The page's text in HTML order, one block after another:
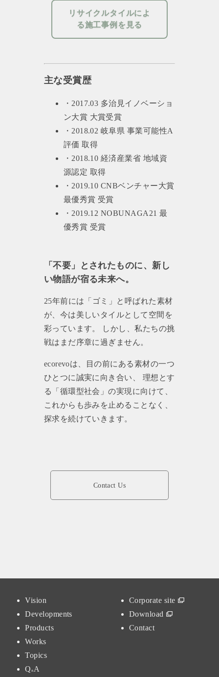
リサイクルタイルによ
る施工事例を見る
主な受賞歴
・2017.03 多治見イノベーショ
ン大賞 大賞受賞
・2018.02 岐阜県 事業可能性A
評価 取得
・2018.10 経済産業省 地域資
源認定 取得
・2019.10 CNBベンチャー大賞
最優秀賞 受賞
・2019.12 NOBUNAGA21 最
優秀賞 受賞
「不要」とされたものに、新し
い物語が宿る未来へ。
25年前には「ゴミ」と呼ばれた素材
が、今は美しいタイルとして空間を
彩っています。 しかし、私たちの挑
戦はまだ序章に過ぎません。
ecorevoは、目の前にある素材の一つ
ひとつに誠実に向き合い、 理想とす
る「循環型社会」の実現に向けて、
これからも歩みを止めることなく、
探求を続けていきます。
Contact Us
Vision
Developments
Products
Works
Topics
Q &A
Corporate site
Download
Contact